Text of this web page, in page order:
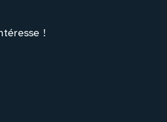
!